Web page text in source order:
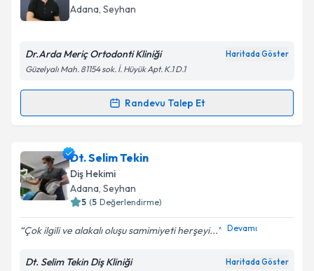
için bir takvim hazırlandığında e-posta ile
bilgilendireceğiz.
Kişisel verilerimin işlenmesine ilişkinAydınlatma
kapsamda işlenmesini kabul ediyorum.
Takvim Talebini Gönder
Adana, Seyhan
Dr.Arda Meriç Ortodonti Kliniği Haritada Göster
Güzelyalı Mah. 81154 sok. İ. Hüyük Apt. K.1 D.1
Randevu Talep Et
Randevu Takvimi Talebi
Uzm. Dr. Dt. Arda Meriç
oluşturun. Size bu uzmandan randevu almanız için bir
takvim hazırlandığında e-posta ile bilgilendireceğiz.
Dt. Selim Tekin
Diş Hekimi
Adana, Seyhan
5 (5 Değerlendirme)
Çok ilgili ve alakalı oluşu samimiyeti herşeyi... Devamı
Dt. Selim Tekin Diş Kliniği Haritada Göster